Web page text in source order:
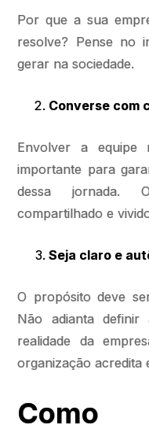
Por que a sua
resolve? Pense no
gerar na sociedade.
Converse com
Envolver a equipe
importante para
dessa jornada.
compartilhado e
Seja claro e
O propósito deve
Não adianta
realidade da
organização acredita